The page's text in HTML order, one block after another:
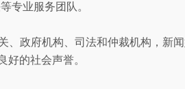
专业服务团队。
、政府机构、司法和仲裁机构，新
好的社会声誉。